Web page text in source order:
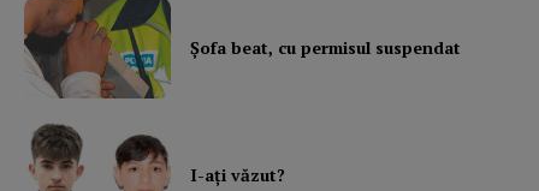
Şofa beat, cu permisul suspendat
I-aţi văzut?